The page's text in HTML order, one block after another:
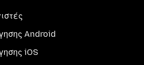
Android
iOS